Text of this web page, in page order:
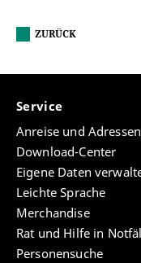
ZURÜCK
Service
Anreise und Adressen
Download-Center
Eigene Daten
Leichte Sprache
Merchandise
Rat und Hilfe in
Personensuche